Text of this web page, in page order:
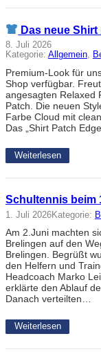
Das neue
8. Juli 2026
Kategorie: Allgemein,
Premium-Look für
Shop verfügbar.
angesagten Relaxed
Patch. Die neuen
Farbe Cloud mit
Das „Shirt Patch
Weiterlesen
Schultennis beim
1. Juli 2026Kategorie:
Am 2.Juni machten
Brelingen auf den
Brelingen. Begrüßt
den Helfern und
Headcoach Marko
erklärte den Ablauf
Danach verteilten…
Weiterlesen